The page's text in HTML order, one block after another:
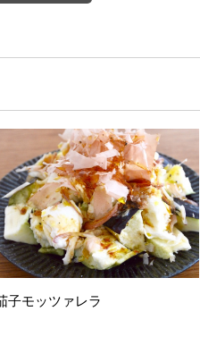
子モッツァレラ